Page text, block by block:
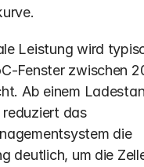
Leistung wird
Fenster zwischen
Ab einem
das
die
deutlich, um die